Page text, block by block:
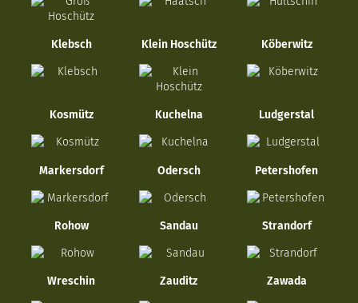
Klebsch Klein Hoschütz Köberwitz
Kosmütz Kuchelna Ludgerstal
Markersdorf Odersch Petershofen
Rohow Sandau Strandorf
Wreschin Zauditz Zawada